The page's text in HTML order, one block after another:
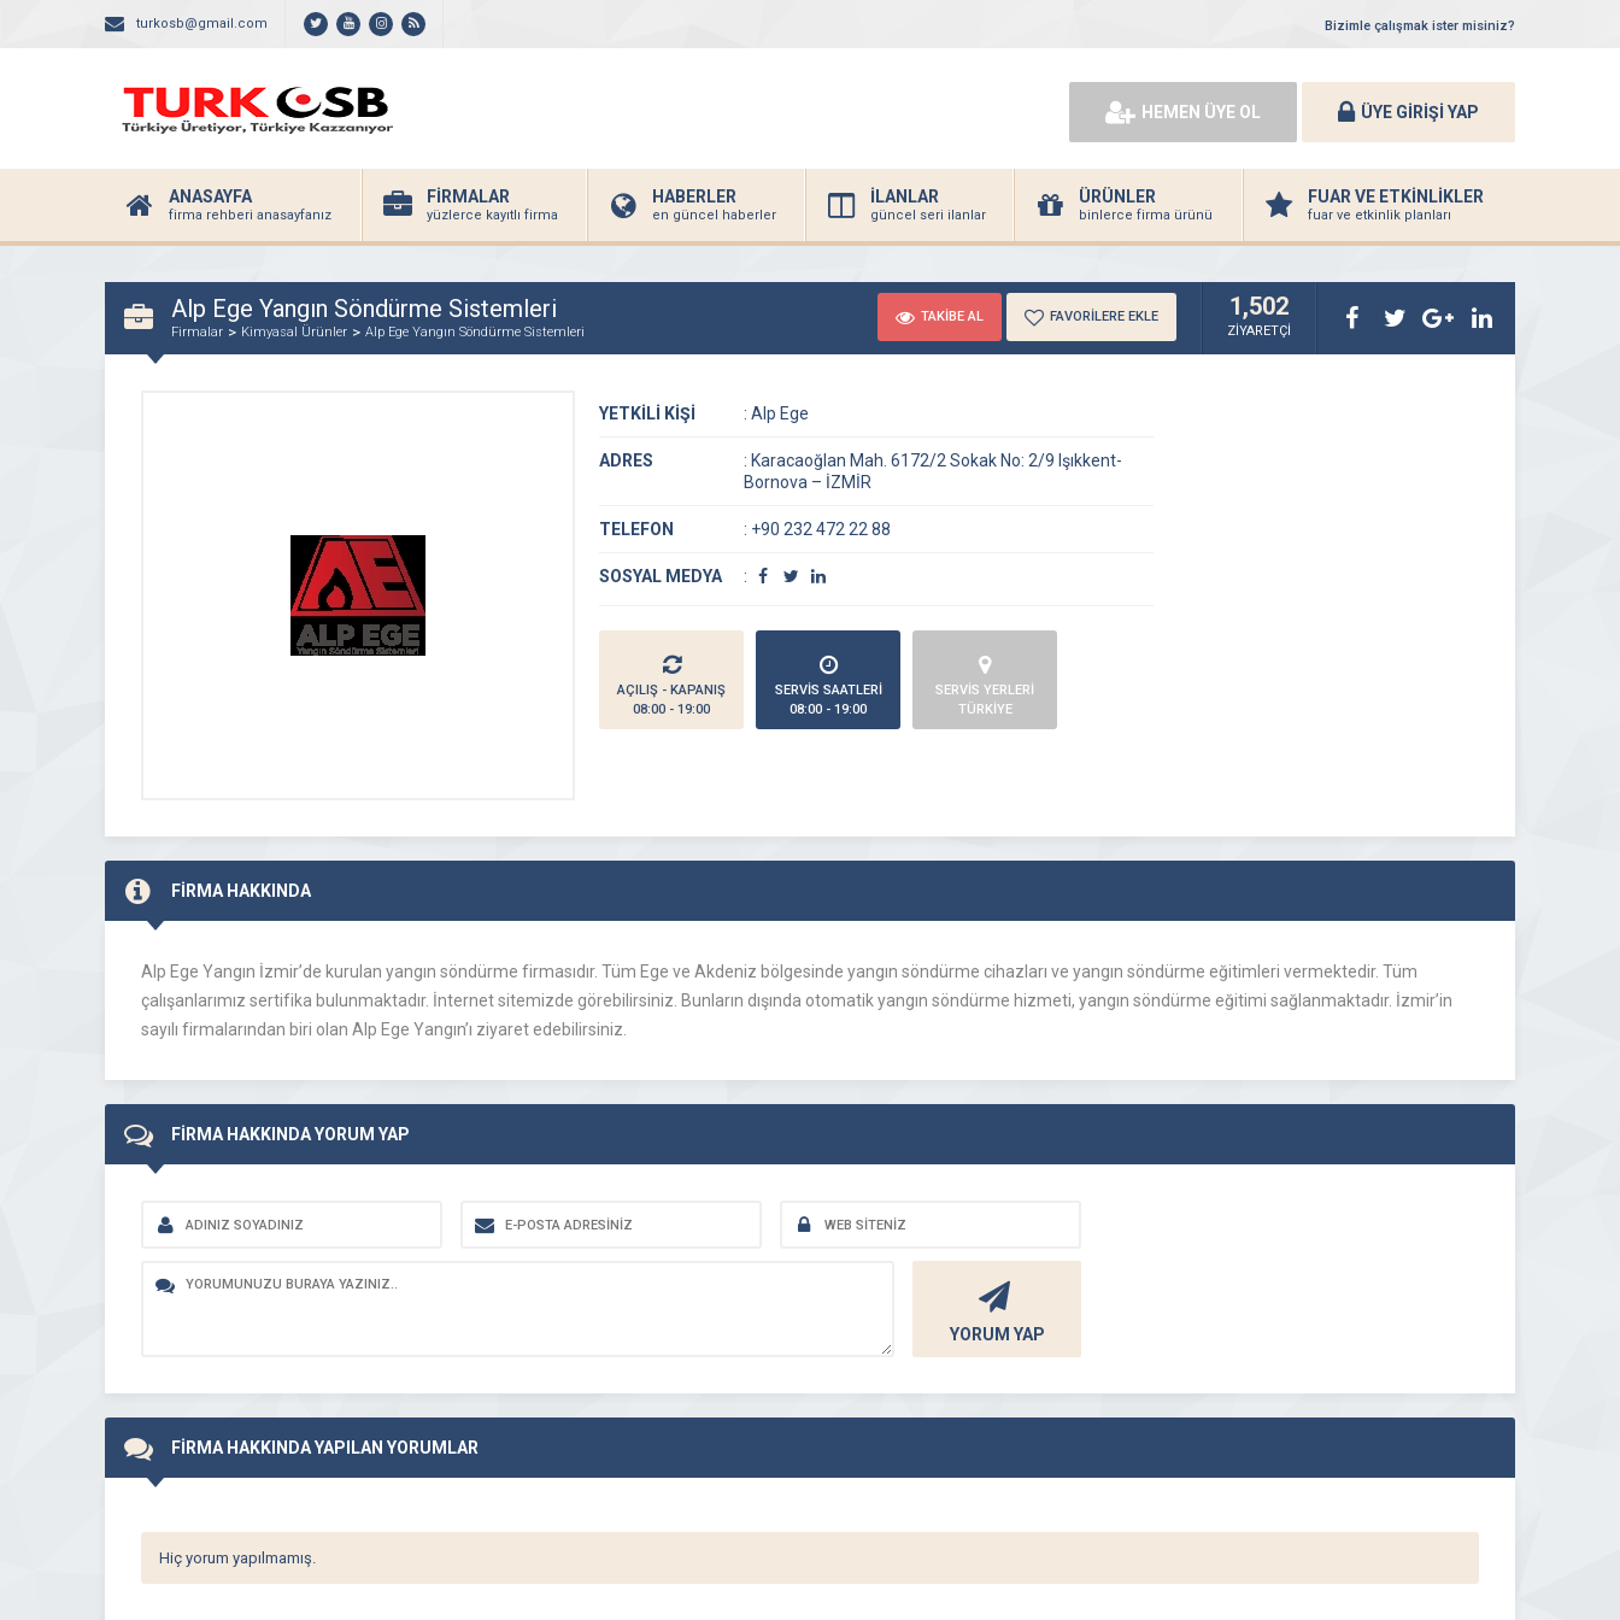
turkosb@gmail.com Bizimle çalışmak ister misiniz?
HEMEN ÜYE OL ÜYE GİRİŞİ YAP
ANASAYFA
firma rehberi anasayfanız
FİRMALAR
yüzlerce kayıtlı firma
HABERLER
en güncel haberler
İLANLAR
güncel seri ilanlar
ÜRÜNLER
binlerce firma ürünü
FUAR VE ETKİNLİKLER
fuar ve etkinlik planları
Alp Ege Yangın Söndürme Sistemleri
Firmalar Kimyasal Ürünler Alp Ege Yangın Söndürme Sistemleri
TAKİBE AL FAVORİLERE EKLE 1,502
ZİYARETÇİ
YETKİLİ KİŞİ : Alp Ege
ADRES : Karacaoğlan Mah. 6172/2 Sokak No: 2/9 Işıkkent-
Bornova – İZMİR
TELEFON : +90 232 472 22 88
SOSYAL MEDYA :
AÇILIŞ - KAPANIŞ
08:00 - 19:00
SERVİS SAATLERİ
08:00 - 19:00
SERVİS YERLERİ
TÜRKİYE
FİRMA HAKKINDA
Alp Ege Yangın İzmir’de kurulan yangın söndürme firmasıdır. Tüm Ege ve Akdeniz bölgesinde yangın söndürme cihazları ve yangın söndürme eğitimleri vermektedir. Tüm
çalışanlarımız sertifika bulunmaktadır. İnternet sitemizde görebilirsiniz. Bunların dışında otomatik yangın söndürme hizmeti, yangın söndürme eğitimi sağlanmaktadır. İzmir’in
sayılı firmalarından biri olan Alp Ege Yangın’ı ziyaret edebilirsiniz.
FİRMA HAKKINDA YORUM YAP
YORUM YAP
FİRMA HAKKINDA YAPILAN YORUMLAR
Hiç yorum yapılmamış.